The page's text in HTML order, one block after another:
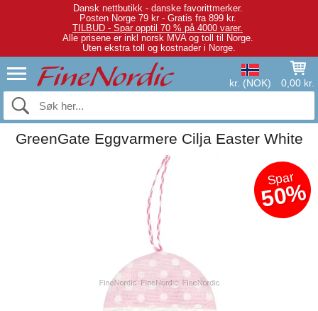
Dansk nettbutikk - danske favorittmerker.
Posten Norge 79 kr - Gratis fra 899 kr.
TILBUD - Spar opptil 70 % på 4000 varer.
Alle prisene er inkl norsk MVA og toll til Norge.
Uten ekstra toll og kostnader i Norge.
kr. (NOK) 0,00 kr.
GreenGate Eggvarmere Cilja Easter White
Spar
50%